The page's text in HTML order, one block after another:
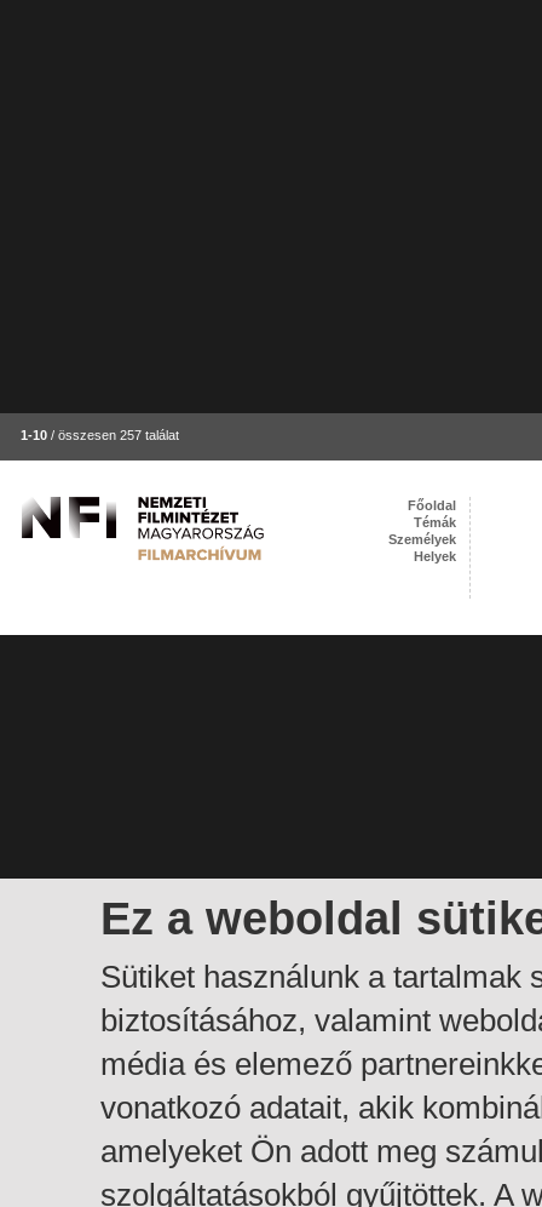
1-10 / összesen 257 találat
Ez a weboldal
Sütiket használunk a tartalmak
biztosításához, valamint
média és elemező
vonatkozó adatait, akik
amelyeket Ön adott meg
szolgáltatásokból gyűjtöttek. A
Főoldal
Témák
Személyek
Helyek